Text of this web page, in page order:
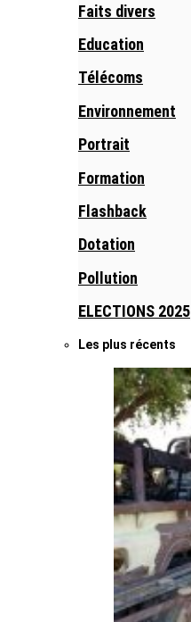
Faits divers
Education
Télécoms
Environnement
Portrait
Formation
Flashback
Dotation
Pollution
ELECTIONS 2025
Les plus récents